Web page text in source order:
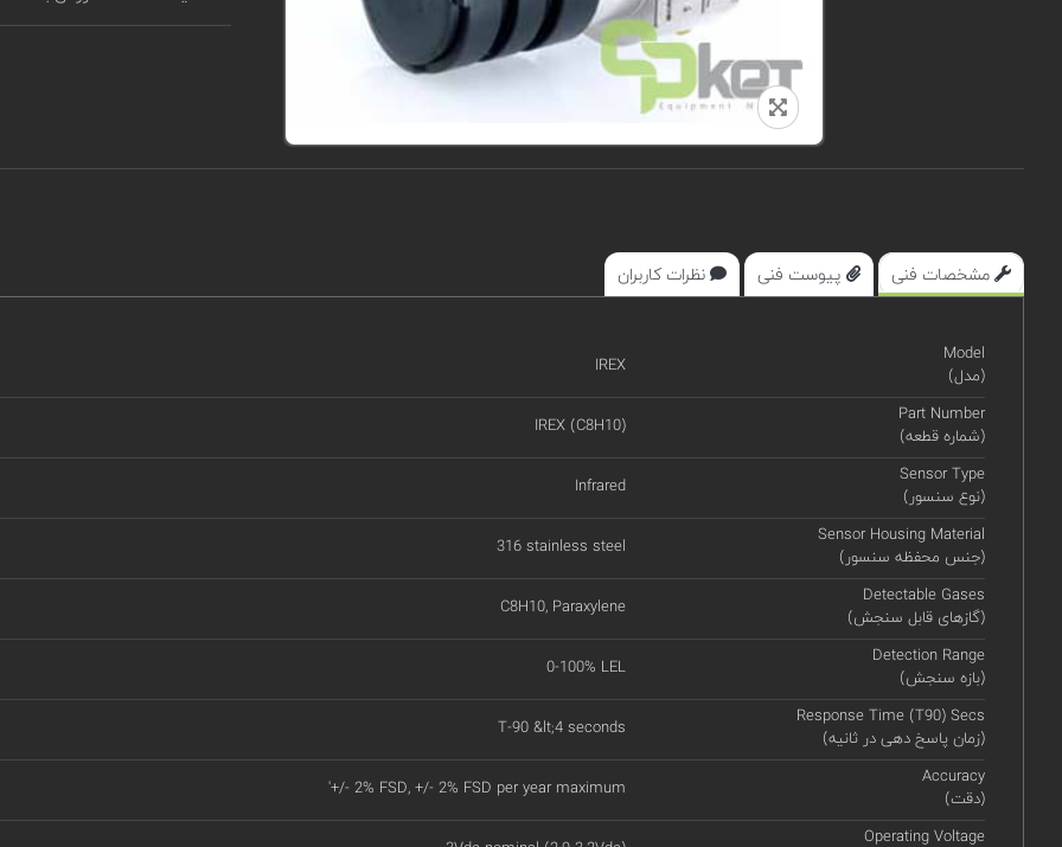
مشخصات فنی پیوست فنی نظرات کاربران
Model
(مدل)
IREX
Part Number
(شماره قطعه)
IREX (C8H10)
Sensor Type
(نوع سنسور)
Infrared
Sensor Housing Material
(جنس محفظه سنسور)
316 stainless steel
Detectable Gases
(گازهای قابل سنجش)
C8H10, Paraxylene
Detection Range
(بازه سنجش)
0-100% LEL
Response Time (T90) Secs
(زمان پاسخ دهی در ثانیه)
T-90 &lt;4 seconds
Accuracy
(دقت)
'+/- 2% FSD, +/- 2% FSD per year maximum
Operating Voltage